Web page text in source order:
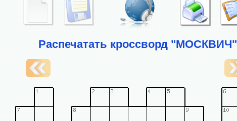
Распечатать кроссворд "МОСКВИЧ"